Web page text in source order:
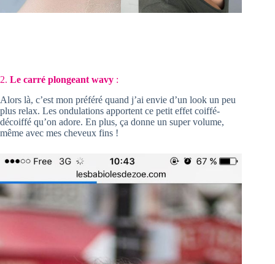
2. Le carré plongeant wavy :
Alors là, c’est mon préféré quand j’ai envie d’un look un peu
plus relax. Les ondulations apportent ce petit effet coiffé-
décoiffé qu’on adore. En plus, ça donne un super volume,
même avec mes cheveux fins !